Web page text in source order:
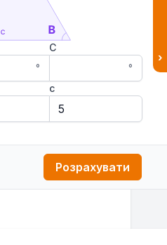
°
C
°
c
Розрахувати
›